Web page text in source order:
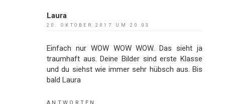
Laura
20. OKTOBER 2017 UM 20:03
Einfach nur WOW WOW WOW. Das sieht ja
traumhaft aus. Deine Bilder sind erste Klasse
und du siehst wie immer sehr hübsch aus. Bis
bald Laura
ANTWORTEN